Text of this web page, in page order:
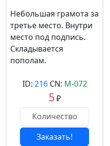
Небольшая грамота за
третье место. Внутри
место под подпись.
Складывается
пополам.
ID: 216CN: М-072
5₽
Заказать!